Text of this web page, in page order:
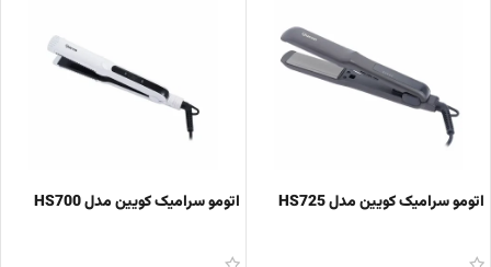
اتومو سرامیک کویین مدل HS725 اتومو سرامیک کویین مدل HS700